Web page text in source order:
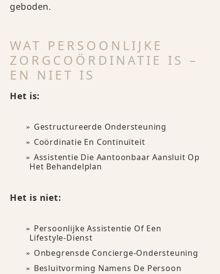
geboden.
WAT PERSOONLIJKE
ZORGCOÖRDINATIE IS –
EN NIET IS
Het is:
Gestructureerde Ondersteuning
Coördinatie En Continuïteit
Assistentie Die Aantoonbaar Aansluit Op
Het Behandelplan
Het is niet:
Persoonlijke Assistentie Of Een
Lifestyle-Dienst
Onbegrensde Concierge-Ondersteuning
Besluitvorming Namens De Persoon